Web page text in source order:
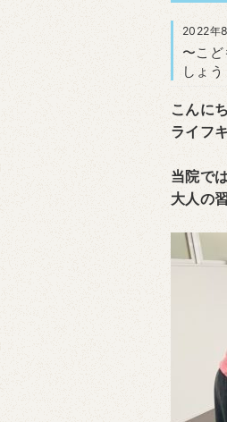
2022年
〜こ
しょう
こんに
ライフ
当院で
大人の